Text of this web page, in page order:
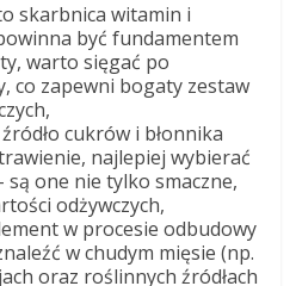
skarbnica witamin i
być fundamentem
warto sięgać po
co zapewni bogaty zestaw
cukrów i błonnika
najlepiej wybierać
są one nie tylko smaczne,
odżywczych,
w procesie odbudowy
w chudym mięsie (np.
oraz roślinnych źródłach